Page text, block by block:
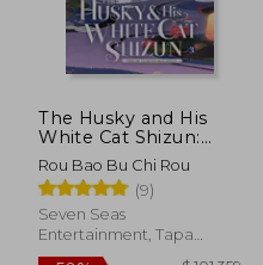
10%
dcto.
$ 32.050
$ 28.845
The Husky and His
White Cat Shizun:
Erha He Ta de Bai
Mao Shizun (Novel)
Vol. 3 (en Inglés)
Rou Bao Bu Chi Rou
(9)
Seven Seas
Entertainment, Tapa
Blanda, Nuevo